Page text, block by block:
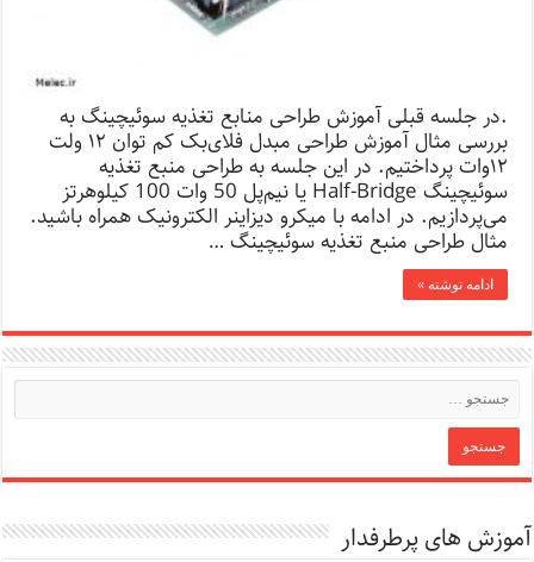
.در جلسه قبلی آموزش طراحی منابع تغذیه سوئیچینگ به
بررسی مثال آموزش طراحی مبدل فلای‌بک کم توان ۱۲ ولت
۱۲‌وات پرداختیم. در این جلسه به طراحی منبع تغذیه
سوئیچینگ Half-Bridge یا نیم‌پل 50 وات 100 کیلوهرتز
می‌پردازیم. در ادامه با میکرو دیزاینر الکترونیک همراه باشید.
مثال طراحی منبع تغذیه سوئیچینگ …
ادامه نوشته »
آموزش های پرطرفدار